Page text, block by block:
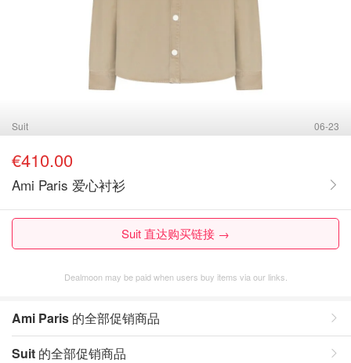
Suit 06-23
€410.00
Ami Paris 爱心衬衫
Suit 直达购买链接 →
Dealmoon may be paid when users buy items via our links.
Ami Paris 的全部促销商品
Suit 的全部促销商品